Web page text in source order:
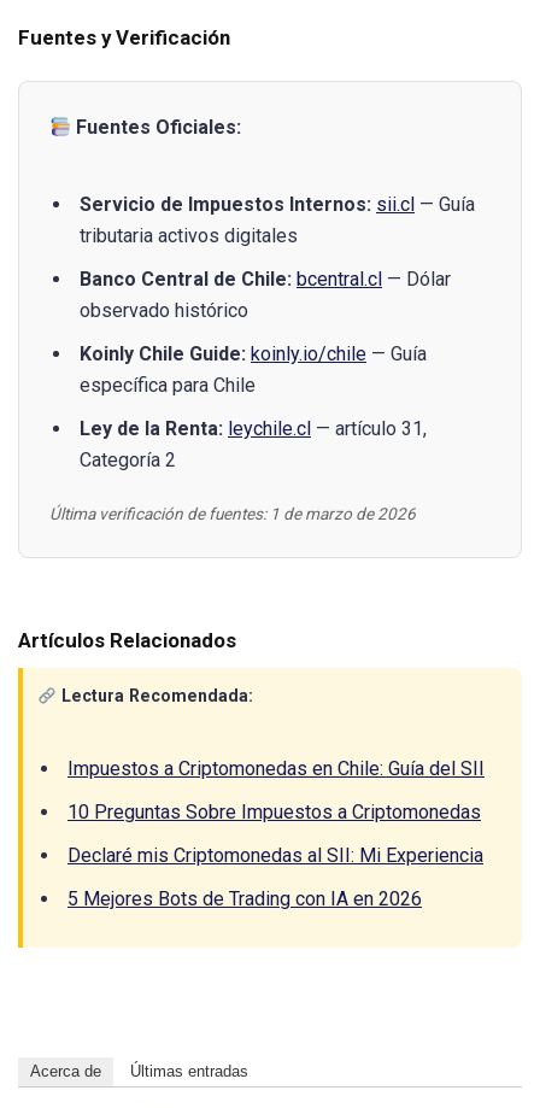
Fuentes y Verificación
Fuentes Oficiales:
Servicio de Impuestos Internos: sii.cl — Guía
tributaria activos digitales
Banco Central de Chile: bcentral.cl — Dólar
observado histórico
Koinly Chile Guide: koinly.io/chile — Guía
específica para Chile
Ley de la Renta: leychile.cl — artículo 31,
Categoría 2
Última verificación de fuentes: 1 de marzo de 2026
Artículos Relacionados
Lectura Recomendada:
Impuestos a Criptomonedas en Chile: Guía del SII
10 Preguntas Sobre Impuestos a Criptomonedas
Declaré mis Criptomonedas al SII: Mi Experiencia
5 Mejores Bots de Trading con IA en 2026
Acerca de Últimas entradas